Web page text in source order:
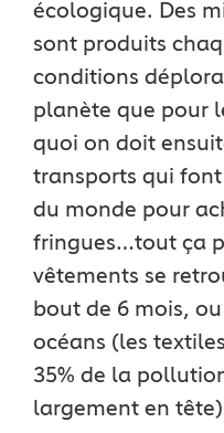
écologique. Des
sont produits
conditions
planète que pour
quoi on doit
transports qui
du monde pour
fringues…tout ça
vêtements se
bout de 6 mois,
océans (les
35% de la
largement en